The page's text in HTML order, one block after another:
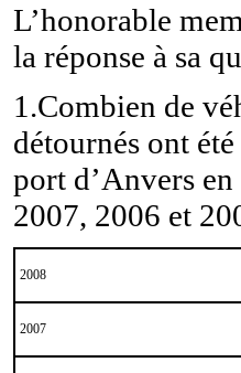
L’honorable
la réponse à sa
1.Combien de
détournés ont
port d’Anvers
2007, 2006 et
2008
2007